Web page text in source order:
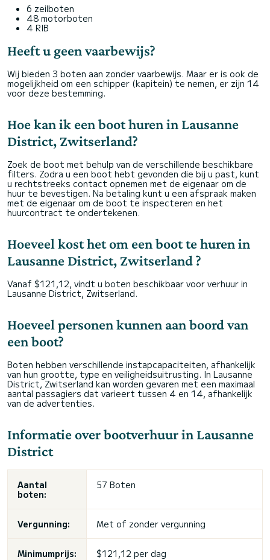
6 zeilboten
48 motorboten
4 RIB
Heeft u geen vaarbewijs?
Wij bieden 3 boten aan zonder vaarbewijs. Maar er is ook de
mogelijkheid om een schipper (kapitein) te nemen, er zijn 14
voor deze bestemming.
Hoe kan ik een boot huren in Lausanne
District, Zwitserland?
Zoek de boot met behulp van de verschillende beschikbare
filters. Zodra u een boot hebt gevonden die bij u past, kunt
u rechtstreeks contact opnemen met de eigenaar om de
huur te bevestigen. Na betaling kunt u een afspraak maken
met de eigenaar om de boot te inspecteren en het
huurcontract te ondertekenen.
Hoeveel kost het om een boot te huren in
Lausanne District, Zwitserland ?
Vanaf $121,12, vindt u boten beschikbaar voor verhuur in
Lausanne District, Zwitserland.
Hoeveel personen kunnen aan boord van
een boot?
Boten hebben verschillende instapcapaciteiten, afhankelijk
van hun grootte, type en veiligheidsuitrusting. In Lausanne
District, Zwitserland kan worden gevaren met een maximaal
aantal passagiers dat varieert tussen 4 en 14, afhankelijk
van de advertenties.
Informatie over bootverhuur in Lausanne
District
Aantal
boten:
57 Boten
Vergunning: Met of zonder vergunning
Minimumprijs: $121,12 per dag